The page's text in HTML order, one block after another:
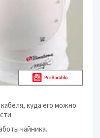
куда его можно
чайника.